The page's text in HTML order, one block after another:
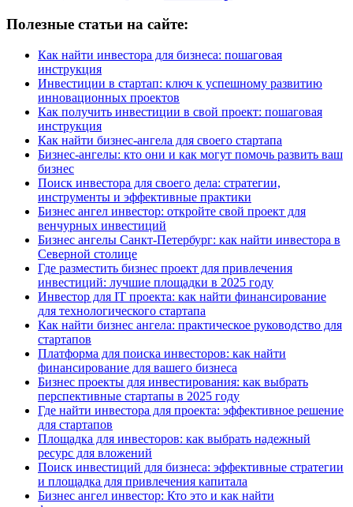
Полезные статьи на сайте:
Как найти инвестора для бизнеса: пошаговая
инструкция
Инвестиции в стартап: ключ к успешному развитию
инновационных проектов
Как получить инвестиции в свой проект: пошаговая
инструкция
Как найти бизнес-ангела для своего стартапа
Бизнес-ангелы: кто они и как могут помочь развить ваш
бизнес
Поиск инвестора для своего дела: стратегии,
инструменты и эффективные практики
Бизнес ангел инвестор: откройте свой проект для
венчурных инвестиций
Бизнес ангелы Санкт-Петербург: как найти инвестора в
Северной столице
Где разместить бизнес проект для привлечения
инвестиций: лучшие площадки в 2025 году
Инвестор для IT проекта: как найти финансирование
для технологического стартапа
Как найти бизнес ангела: практическое руководство для
стартапов
Платформа для поиска инвесторов: как найти
финансирование для вашего бизнеса
Бизнес проекты для инвестирования: как выбрать
перспективные стартапы в 2025 году
Где найти инвестора для проекта: эффективное решение
для стартапов
Площадка для инвесторов: как выбрать надежный
ресурс для вложений
Поиск инвестиций для бизнеса: эффективные стратегии
и площадка для привлечения капитала
Бизнес ангел инвестор: Кто это и как найти